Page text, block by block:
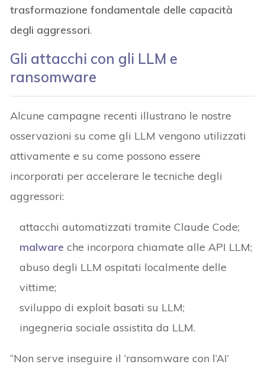
trasformazione fondamentale delle capacità
degli aggressori.
Gli attacchi con gli LLM e
ransomware
Alcune campagne recenti illustrano le nostre
osservazioni su come gli LLM vengono utilizzati
attivamente e su come possono essere
incorporati per accelerare le tecniche degli
aggressori:
attacchi automatizzati tramite Claude Code;
malware che incorpora chiamate alle API LLM;
abuso degli LLM ospitati localmente delle
vittime;
sviluppo di exploit basati su LLM;
ingegneria sociale assistita da LLM.
“Non serve inseguire il ‘ransomware con l’AI’